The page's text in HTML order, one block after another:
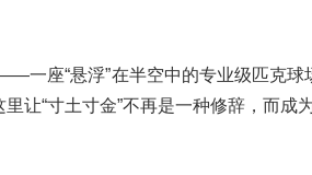
一座“悬浮”在半空中的专业级匹克球
让“寸土寸金”不再是一种修辞，而成